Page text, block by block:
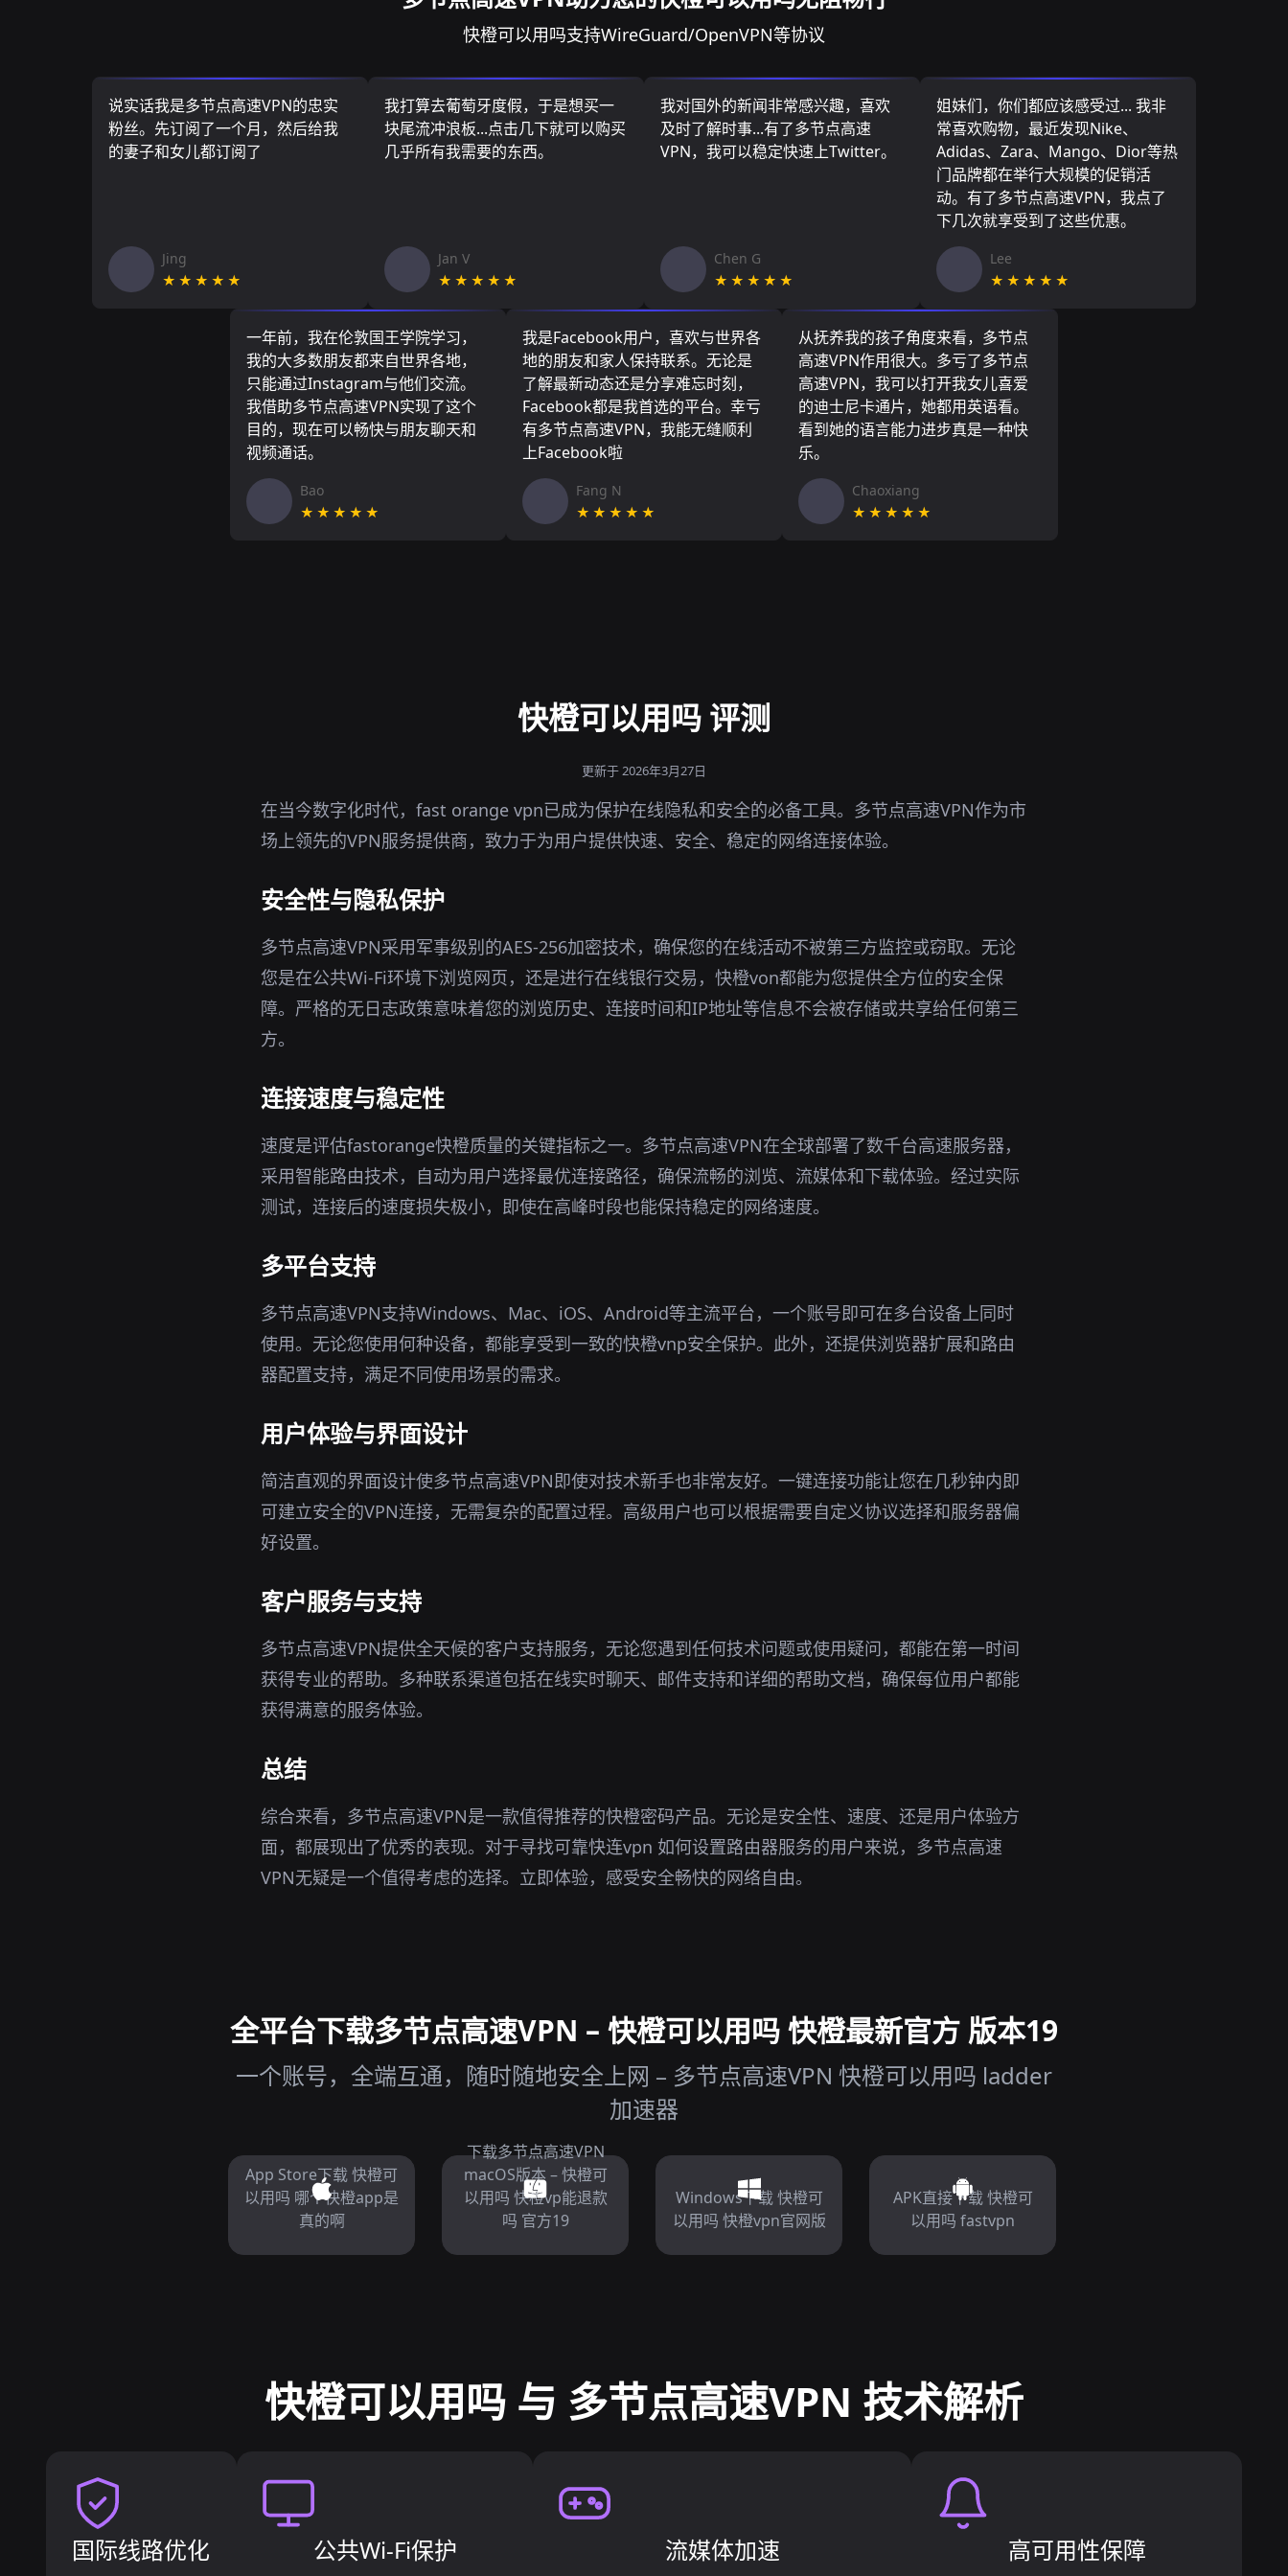
快橙可以用吗支持WireGuard/OpenVPN等协议
说实话我是多节点高速VPN的忠实
粉丝。先订阅了一个月，然后给我
的妻子和女儿都订阅了
Jing
★★★★★
我打算去葡萄牙度假，于是想买一
块尾流冲浪板...点击几下就可以购买
几乎所有我需要的东西。
Jan V
★★★★★
我对国外的新闻非常感兴趣，喜欢
及时了解时事...有了多节点高速
VPN，我可以稳定快速上Twitter。
Chen G
★★★★★
姐妹们，你们都应该感受过... 我非
常喜欢购物，最近发现Nike、
Adidas、Zara、Mango、Dior等热
门品牌都在举行大规模的促销活
动。有了多节点高速VPN，我点了
下几次就享受到了这些优惠。
Lee
★★★★★
一年前，我在伦敦国王学院学习，
我的大多数朋友都来自世界各地，
只能通过Instagram与他们交流。
我借助多节点高速VPN实现了这个
目的，现在可以畅快与朋友聊天和
视频通话。
Bao
★★★★★
我是Facebook用户，喜欢与世界各
地的朋友和家人保持联系。无论是
了解最新动态还是分享难忘时刻，
Facebook都是我首选的平台。幸亏
有多节点高速VPN，我能无缝顺利
上Facebook啦
Fang N
★★★★★
从抚养我的孩子角度来看，多节点
高速VPN作用很大。多亏了多节点
高速VPN，我可以打开我女儿喜爱
的迪士尼卡通片，她都用英语看。
看到她的语言能力进步真是一种快
乐。
Chaoxiang
★★★★★
快橙可以用吗 评测
更新于 2026年3月27日
在当今数字化时代，fast orange vpn已成为保护在线隐私和安全的必备工具。多节点高速VPN作为市
场上领先的VPN服务提供商，致力于为用户提供快速、安全、稳定的网络连接体验。
安全性与隐私保护
多节点高速VPN采用军事级别的AES-256加密技术，确保您的在线活动不被第三方监控或窃取。无论
您是在公共Wi-Fi环境下浏览网页，还是进行在线银行交易，快橙von都能为您提供全方位的安全保
障。严格的无日志政策意味着您的浏览历史、连接时间和IP地址等信息不会被存储或共享给任何第三
方。
连接速度与稳定性
速度是评估fastorange快橙质量的关键指标之一。多节点高速VPN在全球部署了数千台高速服务器，
采用智能路由技术，自动为用户选择最优连接路径，确保流畅的浏览、流媒体和下载体验。经过实际
测试，连接后的速度损失极小，即使在高峰时段也能保持稳定的网络速度。
多平台支持
多节点高速VPN支持Windows、Mac、iOS、Android等主流平台，一个账号即可在多台设备上同时
使用。无论您使用何种设备，都能享受到一致的快橙vnp安全保护。此外，还提供浏览器扩展和路由
器配置支持，满足不同使用场景的需求。
用户体验与界面设计
简洁直观的界面设计使多节点高速VPN即使对技术新手也非常友好。一键连接功能让您在几秒钟内即
可建立安全的VPN连接，无需复杂的配置过程。高级用户也可以根据需要自定义协议选择和服务器偏
好设置。
客户服务与支持
多节点高速VPN提供全天候的客户支持服务，无论您遇到任何技术问题或使用疑问，都能在第一时间
获得专业的帮助。多种联系渠道包括在线实时聊天、邮件支持和详细的帮助文档，确保每位用户都能
获得满意的服务体验。
总结
综合来看，多节点高速VPN是一款值得推荐的快橙密码产品。无论是安全性、速度、还是用户体验方
面，都展现出了优秀的表现。对于寻找可靠快连vpn 如何设置路由器服务的用户来说，多节点高速
VPN无疑是一个值得考虑的选择。立即体验，感受安全畅快的网络自由。
全平台下载多节点高速VPN – 快橙可以用吗 快橙最新官方 版本19
一个账号，全端互通，随时随地安全上网 – 多节点高速VPN 快橙可以用吗 ladder
加速器
App Store下载 快橙可
以用吗 哪个快橙app是
真的啊
下载多节点高速VPN
macOS版本 – 快橙可
以用吗 快橙vp能退款
吗 官方19
Windows下载 快橙可
以用吗 快橙vpn官网版
APK直接下载 快橙可
以用吗 fastvpn
快橙可以用吗 与 多节点高速VPN 技术解析
国际线路优化 公共Wi-Fi保护 流媒体加速 高可用性保障